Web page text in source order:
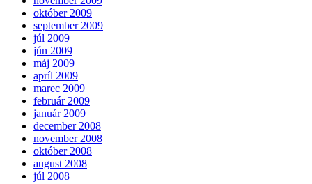
október 2009
september 2009
júl 2009
jún 2009
máj 2009
apríl 2009
marec 2009
február 2009
január 2009
december 2008
november 2008
október 2008
august 2008
júl 2008